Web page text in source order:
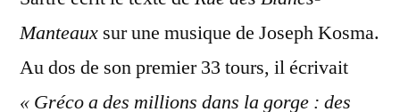
Manteaux sur une musique de Joseph Kosma.
Au dos de son premier 33 tours, il écrivait
« Gréco a des millions dans la gorge : des